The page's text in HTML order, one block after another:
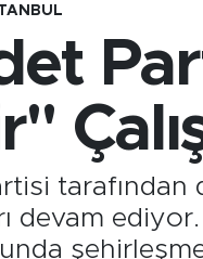
tarafından
devam